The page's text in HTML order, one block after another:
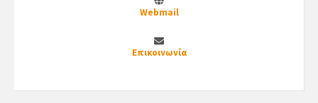
Webmail
Επικοινωνία